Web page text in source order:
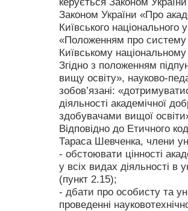
Законом України «Про
Київського національного
«Положенням про систему
Київському
Згідно з положенням
вищу освіту», науково-
зобов’язані:
діяльності академічної
здобувачами вищої
Відповідно до Етичного
Тараса Шевченка, члени
- обстоювати цінності
у всіх видах діяльності в
(пункт 2.15);
- дбати про особисту та
проведенні